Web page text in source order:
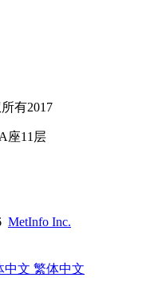
有2017
座11层
MetInfo Inc.
繁体中文